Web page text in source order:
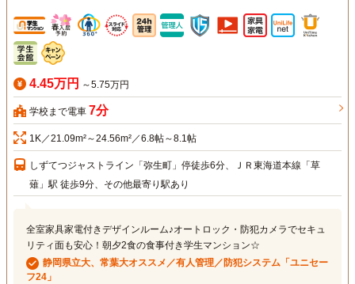
4.45万円 ～5.75万円
学校まで電車 7分
1K／21.09m²～24.56m²／6.8帖～8.1帖
しずてつジャストライン「弥生町」停徒歩6分、ＪＲ東海道本線「草
薙」駅 徒歩9分、その他最寄り駅あり
全室家具家電付きデザインルーム♪オートロック・防犯カメラでセキュ
リティ面も安心！朝夕2食の食事付き学生マンション☆
静岡県立大、常葉大オススメ／有人管理／防犯システム「ユニセー
フ24」